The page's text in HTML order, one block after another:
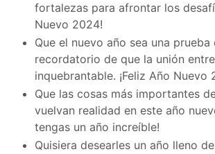
fortalezas para afrontar los
Nuevo 2024!
Que el nuevo año sea una prueba
recordatorio de que la unión
inquebrantable. ¡Feliz Año Nuevo
Que las cosas más importantes
vuelvan realidad en este año
tengas un año increíble!
Quisiera desearles un año lleno